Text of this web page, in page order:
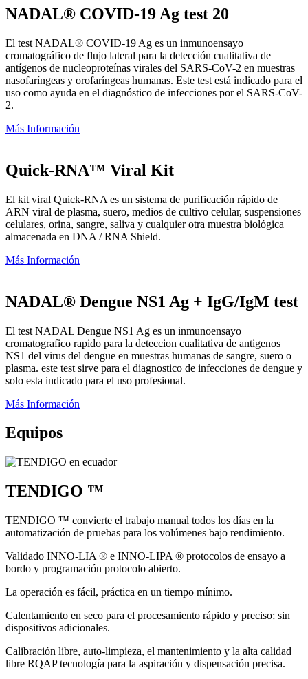
NADAL® COVID-19 Ag test 20
El test NADAL® COVID-19 Ag es un inmunoensayo
cromatográfico de flujo lateral para la detección cualitativa de
antígenos de nucleoproteínas virales del SARS-CoV-2 en muestras
nasofaríngeas y orofaríngeas humanas. Este test está indicado para el
uso como ayuda en el diagnóstico de infecciones por el SARS-CoV-
2.
Más Información
Quick-RNA™ Viral Kit
El kit viral Quick-RNA es un sistema de purificación rápido de
ARN viral de plasma, suero, medios de cultivo celular, suspensiones
celulares, orina, sangre, saliva y cualquier otra muestra biológica
almacenada en DNA / RNA Shield.
Más Información
NADAL® Dengue NS1 Ag + IgG/IgM test
El test NADAL Dengue NS1 Ag es un inmunoensayo
cromatografico rapido para la deteccion cualitativa de antigenos
NS1 del virus del dengue en muestras humanas de sangre, suero o
plasma. este test sirve para el diagnostico de infecciones de dengue y
solo esta indicado para el uso profesional.
Más Información
Equipos
TENDIGO ™
TENDIGO ™ convierte el trabajo manual todos los días en la
automatización de pruebas para los volúmenes bajo rendimiento.
Validado INNO-LIA ® e INNO-LIPA ® protocolos de ensayo a
bordo y programación protocolo abierto.
La operación es fácil, práctica en un tiempo mínimo.
Calentamiento en seco para el procesamiento rápido y preciso; sin
dispositivos adicionales.
Calibración libre, auto-limpieza, el mantenimiento y la alta calidad
libre RQAP tecnología para la aspiración y dispensación precisa.